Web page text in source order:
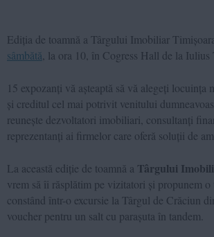
Ediția de toamnă a Târgului Imobiliar
sâmbătă , la ora 10, în Cogress Hall de la Iulius
15 expozanți vă așteaptă să vă alegeți locuința
și creditul cel mai potrivit venitului
reunește dezvoltatori imobiliari, consultanți
reprezentanți ai firmelor care oferă soluții de
La această ediție de toamnă a Târgului
vrem să îi răsplătim pe vizitatori și propunem
constând într-o excursie la Târgul de Crăciun
voucher pentru un salt cu parașuta în tandem.